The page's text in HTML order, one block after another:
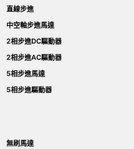
直線步進
中空軸步進馬達
2相步進DC驅動器
2相步進AC驅動器
5相步進馬達
5相步進驅動器
無刷馬達